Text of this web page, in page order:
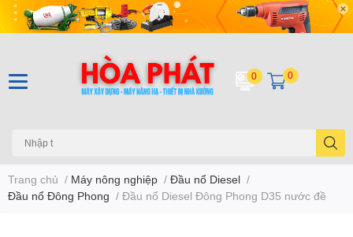
0 0
Trang chủ / Máy nông nghiệp / Đầu nổ Diesel /
Đầu nổ Đông Phong / Đầu nổ Diesel Đông Phong D35 nước đề